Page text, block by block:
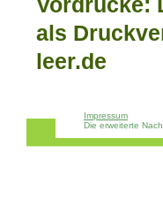
Vordrucke:
als
leer.de
Impressum
Die erweiterte